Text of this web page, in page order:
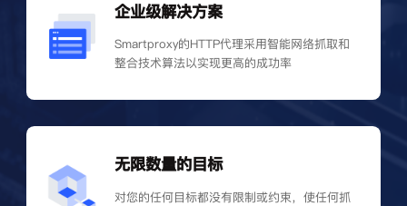
企业级解决方案
Smartproxy的HTTP代理采用智能网络抓取和
整合技术算法以实现更高的成功率
无限数量的目标
对您的任何目标都没有限制或约束，使任何抓